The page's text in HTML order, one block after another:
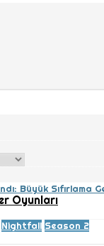
Oyunları
Büyük Sıfırlama
Nightfall Season 2